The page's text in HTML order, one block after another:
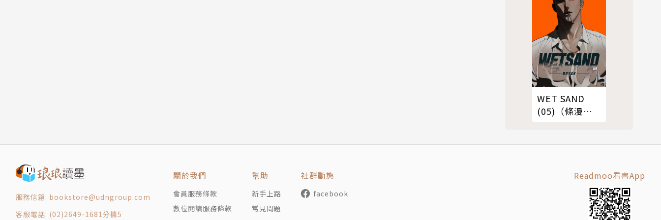
WET SAND
(05)（條漫
服務信箱: bookstore@udngroup.com
客服電話: (02)2649-1681分機5
關於我們
會員服務條款
數位閱讀服務條款
幫助
新手上路
常見問題
社群動態
facebook
Readmoo看書App